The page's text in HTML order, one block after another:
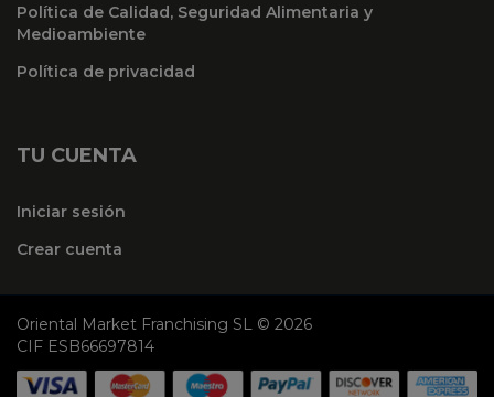
Política de Calidad, Seguridad Alimentaria y
Medioambiente
Política de privacidad
TU CUENTA
Iniciar sesión
Crear cuenta
Oriental Market Franchising SL © 2026
CIF ESB66697814